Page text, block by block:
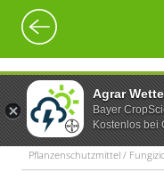
Agrar
Bayer
Kostenlos bei
Pflanzenschutzmittel /